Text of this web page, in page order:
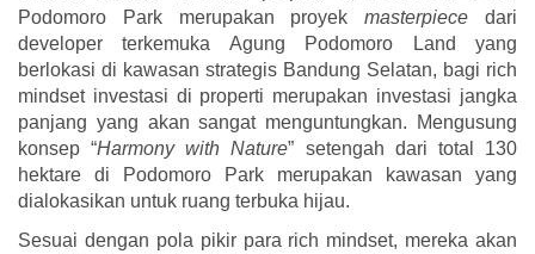
Podomoro Park merupakan proyekmasterpiece dari
developer terkemuka Agung Podomoro Land yang
berlokasi di kawasan strategis Bandung Selatan, bagi rich
mindset investasi di properti merupakan investasi jangka
panjang yang akan sangat menguntungkan. Mengusung
konsep “Harmony with Nature” setengah dari total 130
hektare di Podomoro Park merupakan kawasan yang
dialokasikan untuk ruang terbuka hijau.
Sesuai dengan pola pikir para rich mindset, mereka akan